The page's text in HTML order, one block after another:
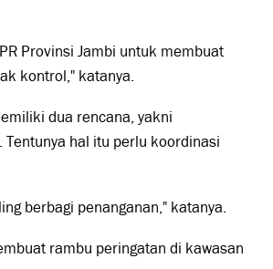
Provinsi Jambi untuk membuat
kontrol," katanya.
dua rencana, yakni
hal itu perlu koordinasi
berbagi penanganan," katanya.
rambu peringatan di kawasan